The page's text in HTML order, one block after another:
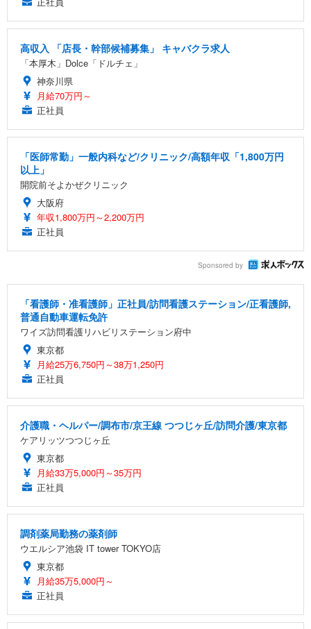
高収入 「店長・幹部候補募集」 キャバクラ求人
「本厚木」Dolce「ドルチェ」
神奈川県
月給70万円～
正社員
「医師常勤」一般内科など/クリニック/高額年収「1,800万円
以上」
開院前そよかぜクリニック
大阪府
年収1,800万円～2,200万円
正社員
Sponsored by
「看護師・准看護師」正社員/訪問看護ステーション/正看護師,
普通自動車運転免許
ワイズ訪問看護リハビリステーション府中
東京都
月給25万6,750円～38万1,250円
正社員
介護職・ヘルパー/調布市/京王線 つつじヶ丘/訪問介護/東京都
ケアリッツつつじヶ丘
東京都
月給33万5,000円～35万円
正社員
調剤薬局勤務の薬剤師
ウエルシア池袋 IT tower TOKYO店
東京都
月給35万5,000円～
正社員